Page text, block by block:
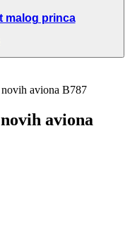
malog princa
aviona B787
aviona